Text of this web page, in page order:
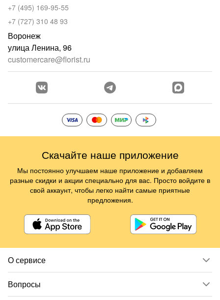
О сервисе
Вопросы
+7 (495) 169-95-55
+7 (727) 310 48 93
Воронеж
улица Ленина, 96
customercare@florist.ru
Скачайте наше приложение
Мы постоянно улучшаем наше приложение и добавляем
разные скидки и акции специально для вас. Просто войдите в
свой аккаунт, чтобы легко найти самые приятные
предложения.